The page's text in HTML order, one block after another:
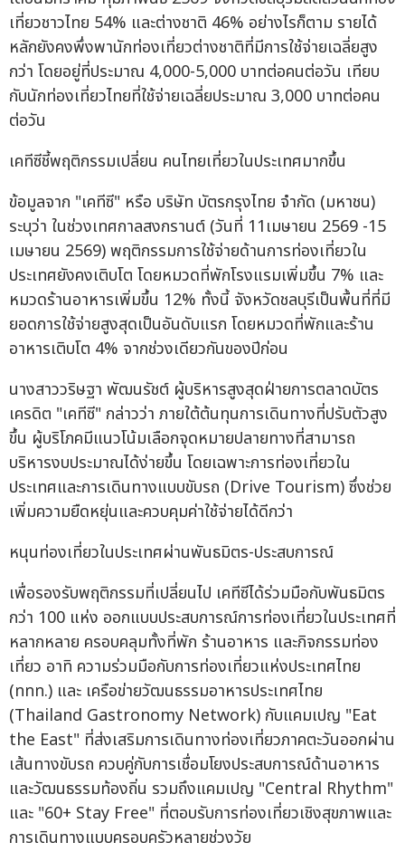
เที่ยวชาวไทย 54% และต่างชาติ 46% อย่างไรก็ตาม รายได้
หลักยังคงพึ่งพานักท่องเที่ยวต่างชาติที่มีการใช้จ่ายเฉลี่ยสูง
กว่า โดยอยู่ที่ประมาณ 4,000-5,000 บาทต่อคนต่อวัน เทียบ
กับนักท่องเที่ยวไทยที่ใช้จ่ายเฉลี่ยประมาณ 3,000 บาทต่อคน
ต่อวัน
เคทีซีชี้พฤติกรรมเปลี่ยน คนไทยเที่ยวในประเทศมากขึ้น
ข้อมูลจาก "เคทีซี" หรือ บริษัท บัตรกรุงไทย จำกัด (มหาชน)
ระบุว่า ในช่วงเทศกาลสงกรานต์ (วันที่ 11เมษายน 2569 -15
เมษายน 2569) พฤติกรรมการใช้จ่ายด้านการท่องเที่ยวใน
ประเทศยังคงเติบโต โดยหมวดที่พักโรงแรมเพิ่มขึ้น 7% และ
หมวดร้านอาหารเพิ่มขึ้น 12% ทั้งนี้ จังหวัดชลบุรีเป็นพื้นที่ที่มี
ยอดการใช้จ่ายสูงสุดเป็นอันดับแรก โดยหมวดที่พักและร้าน
อาหารเติบโต 4% จากช่วงเดียวกันของปีก่อน
นางสาววริษฐา พัฒนรัชต์ ผู้บริหารสูงสุดฝ่ายการตลาดบัตร
เครดิต "เคทีซี" กล่าวว่า ภายใต้ต้นทุนการเดินทางที่ปรับตัวสูง
ขึ้น ผู้บริโภคมีแนวโน้มเลือกจุดหมายปลายทางที่สามารถ
บริหารงบประมาณได้ง่ายขึ้น โดยเฉพาะการท่องเที่ยวใน
ประเทศและการเดินทางแบบขับรถ (Drive Tourism) ซึ่งช่วย
เพิ่มความยืดหยุ่นและควบคุมค่าใช้จ่ายได้ดีกว่า
หนุนท่องเที่ยวในประเทศผ่านพันธมิตร-ประสบการณ์
เพื่อรองรับพฤติกรรมที่เปลี่ยนไป เคทีซีได้ร่วมมือกับพันธมิตร
กว่า 100 แห่ง ออกแบบประสบการณ์การท่องเที่ยวในประเทศที่
หลากหลาย ครอบคลุมทั้งที่พัก ร้านอาหาร และกิจกรรมท่อง
เที่ยว อาทิ ความร่วมมือกับการท่องเที่ยวแห่งประเทศไทย
(ททท.) และ เครือข่ายวัฒนธรรมอาหารประเทศไทย
(Thailand Gastronomy Network) กับแคมเปญ "Eat
the East" ที่ส่งเสริมการเดินทางท่องเที่ยวภาคตะวันออกผ่าน
เส้นทางขับรถ ควบคู่กับการเชื่อมโยงประสบการณ์ด้านอาหาร
และวัฒนธรรมท้องถิ่น รวมถึงแคมเปญ "Central Rhythm"
และ "60+ Stay Free" ที่ตอบรับการท่องเที่ยวเชิงสุขภาพและ
การเดินทางแบบครอบครัวหลายช่วงวัย